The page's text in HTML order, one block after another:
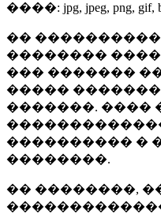
����: jpg, jpeg, png, gif,
��
��������
��� �������
�����
�������. ����
���������� �
��������.
�� ��������,